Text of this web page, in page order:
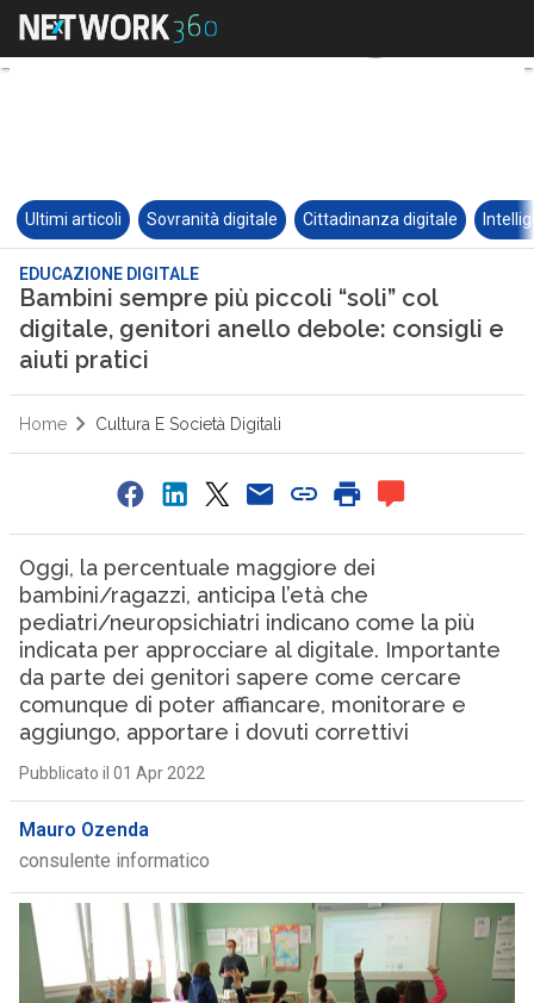
Ultimi articoli Sovranità digitale Cittadinanza digitale
EDUCAZIONE DIGITALE
Bambini sempre più piccoli “soli” col
digitale, genitori anello debole: consigli e
aiuti pratici
Home Cultura E Società Digitali
Oggi, la percentuale maggiore dei
bambini/ragazzi, anticipa l’età che
pediatri/neuropsichiatri indicano come la più
indicata per approcciare al digitale. Importante
da parte dei genitori sapere come cercare
comunque di poter affiancare, monitorare e
aggiungo, apportare i dovuti correttivi
Pubblicato il 01 Apr 2022
Mauro Ozenda
consulente informatico